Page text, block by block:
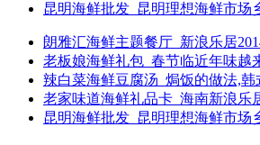
昆明海鲜批发_昆明理想海鲜市场
朗雅汇海鲜主题餐厅_新浪乐居
老板娘海鲜礼包_春节临近年味越
辣白菜海鲜豆腐汤_焗饭的做法,韩
老家味道海鲜礼品卡_海南新浪乐
昆明海鲜批发_昆明理想海鲜市场